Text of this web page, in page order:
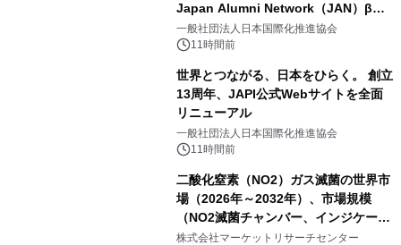
Japan Alumni Network（JAN）β版
をリリース
一般社団法人日本国際化推進協会
11時間前
世界とつながる、日本をひらく。 創立
13周年、JAPI公式Webサイトを全面
リニューアル
一般社団法人日本国際化推進協会
11時間前
二酸化窒素（NO2）ガス滅菌の世界市
場（2026年～2032年）、市場規模
（NO2滅菌チャンバー、インジケータ
ーおよびモニタリングシステム、その
株式会社マーケットリサーチセンター